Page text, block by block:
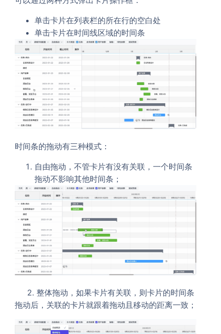
单击卡片在列表栏的所在行的空白处
单击卡片在时间线区域的时间条
时间条的拖动有三种模式：
自由拖动，不管卡片有没有关联，一个时间条
拖动不影响其他时间条；
2. 整体拖动，如果卡片有关联，则卡片的时间条
拖动后，关联的卡片就跟着拖动且移动的距离一致；